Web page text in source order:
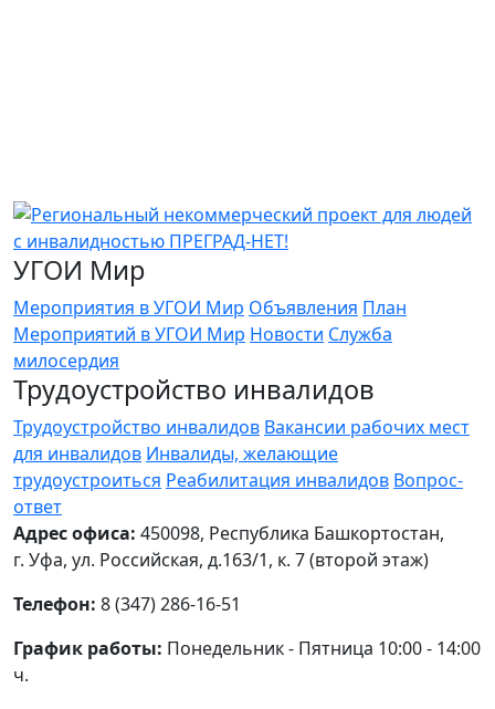
УГОИ Мир
Мероприятия в УГОИ Мир Объявления План
Мероприятий в УГОИ Мир Новости Служба
милосердия
Трудоустройство инвалидов
Трудоустройство инвалидов Вакансии рабочих мест
для инвалидов Инвалиды, желающие
трудоустроиться Реабилитация инвалидов Вопрос-
ответ
Адрес офиса: 450098, Республика Башкортостан,
г. Уфа, ул. Российская, д.163/1, к. 7 (второй этаж)
Телефон: 8 (347) 286-16-51
График работы: Понедельник - Пятница 10:00 - 14:00
ч.